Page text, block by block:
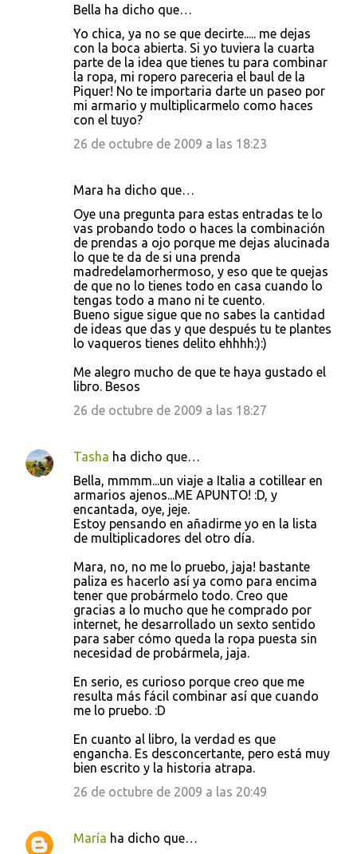
Bella ha dicho que…
Yo chica, ya no se que decirte..... me dejas
con la boca abierta. Si yo tuviera la cuarta
parte de la idea que tienes tu para combinar
la ropa, mi ropero pareceria el baul de la
Piquer! No te importaria darte un paseo por
mi armario y multiplicarmelo como haces
con el tuyo?
26 de octubre de 2009 a las 18:23
Mara ha dicho que…
Oye una pregunta para estas entradas te lo
vas probando todo o haces la combinación
de prendas a ojo porque me dejas alucinada
lo que te da de si una prenda
madredelamorhermoso, y eso que te quejas
de que no lo tienes todo en casa cuando lo
tengas todo a mano ni te cuento.
Bueno sigue sigue que no sabes la cantidad
de ideas que das y que después tu te plantes
lo vaqueros tienes delito ehhhh:):)
Me alegro mucho de que te haya gustado el
libro. Besos
26 de octubre de 2009 a las 18:27
Tasha ha dicho que…
Bella, mmmm...un viaje a Italia a cotillear en
armarios ajenos...ME APUNTO! :D, y
encantada, oye, jeje.
Estoy pensando en añadirme yo en la lista
de multiplicadores del otro día.
Mara, no, no me lo pruebo, jaja! bastante
paliza es hacerlo así ya como para encima
tener que probármelo todo. Creo que
gracias a lo mucho que he comprado por
internet, he desarrollado un sexto sentido
para saber cómo queda la ropa puesta sin
necesidad de probármela, jaja.
En serio, es curioso porque creo que me
resulta más fácil combinar así que cuando
me lo pruebo. :D
En cuanto al libro, la verdad es que
engancha. Es desconcertante, pero está muy
bien escrito y la historia atrapa.
26 de octubre de 2009 a las 20:49
María ha dicho que…